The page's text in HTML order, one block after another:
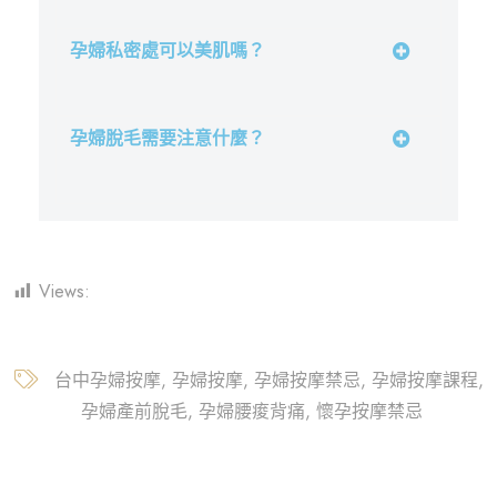
孕婦私密處可以美肌嗎？
孕婦脫毛需要注意什麼？
Views:
台中孕婦按摩 孕婦按摩 孕婦按摩禁忌 孕婦按摩課程
孕婦產前脫毛 孕婦腰痠背痛 懷孕按摩禁忌